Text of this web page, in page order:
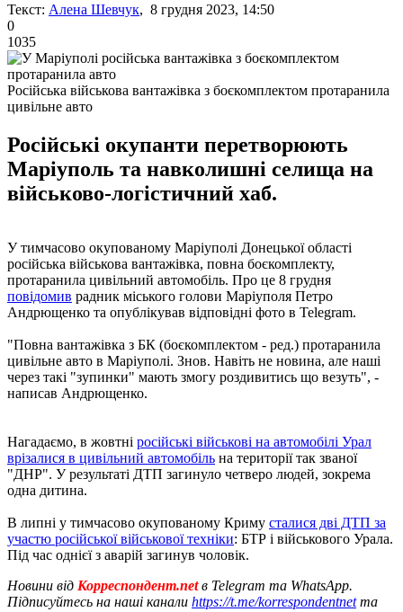
Текст: Алена Шевчук, 8 грудня 2023, 14:50
0
1035
Російська військова вантажівка з боєкомплектом протаранила
цивільне авто
Російські окупанти перетворюють
Маріуполь та навколишні селища на
військово-логістичний хаб.
У тимчасово окупованому Маріуполі Донецької області
російська військова вантажівка, повна боєкомплекту,
протаранила цивільний автомобіль. Про це 8 грудня
повідомив радник міського голови Маріуполя Петро
Андрющенко та опублікував відповідні фото в Telegram.
"Повна вантажівка з БК (боєкомплектом - ред.) протаранила
цивільне авто в Маріуполі. Знов. Навіть не новина, але наші
через такі "зупинки" мають змогу роздивитись що везуть", -
написав Андрющенко.
Нагадаємо, в жовтні російські військові на автомобілі Урал
врізалися в цивільний автомобіль на території так званої
"ДНР". У результаті ДТП загинуло четверо людей, зокрема
одна дитина.
В липні у тимчасово окупованому Криму сталися дві ДТП за
участю російської військової техніки: БТР і військового Урала.
Під час однієї з аварій загинув чоловік.
Новини від Корреспондент.netв Telegram та WhatsApp.
Підписуйтесь на наші канали https://t.me/korrespondentnetта